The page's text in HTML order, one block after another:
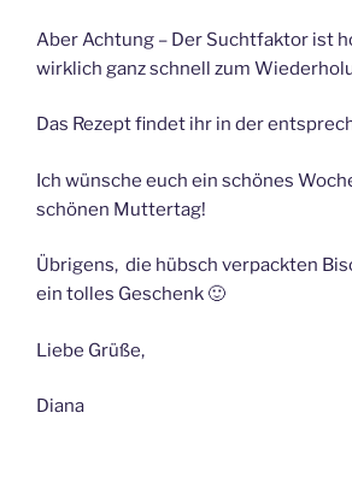
Aber Achtung – Der Suchtfaktor ist
wirklich ganz schnell zum
Das Rezept findet ihr in der
Ich wünsche euch ein schönes
schönen Muttertag!
Übrigens, die hübsch verpackten
ein tolles Geschenk 🙂
Liebe Grüße,
Diana